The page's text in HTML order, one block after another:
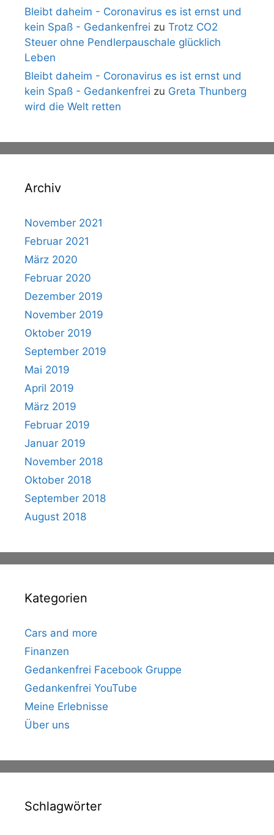
Bleibt daheim - Coronavirus es ist ernst und
kein Spaß - Gedankenfrei zu Trotz CO2
Steuer ohne Pendlerpauschale glücklich
Leben
Bleibt daheim - Coronavirus es ist ernst und
kein Spaß - Gedankenfrei zu Greta Thunberg
wird die Welt retten
Archiv
November 2021
Februar 2021
März 2020
Februar 2020
Dezember 2019
November 2019
Oktober 2019
September 2019
Mai 2019
April 2019
März 2019
Februar 2019
Januar 2019
November 2018
Oktober 2018
September 2018
August 2018
Kategorien
Cars and more
Finanzen
Gedankenfrei Facebook Gruppe
Gedankenfrei YouTube
Meine Erlebnisse
Über uns
Schlagwörter